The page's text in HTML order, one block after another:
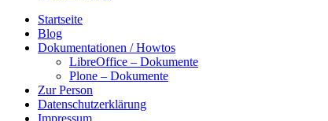
Startseite
Blog
Dokumentationen / Howtos
LibreOffice – Dokumente
Plone – Dokumente
Zur Person
Datenschutzerklärung
Impressum